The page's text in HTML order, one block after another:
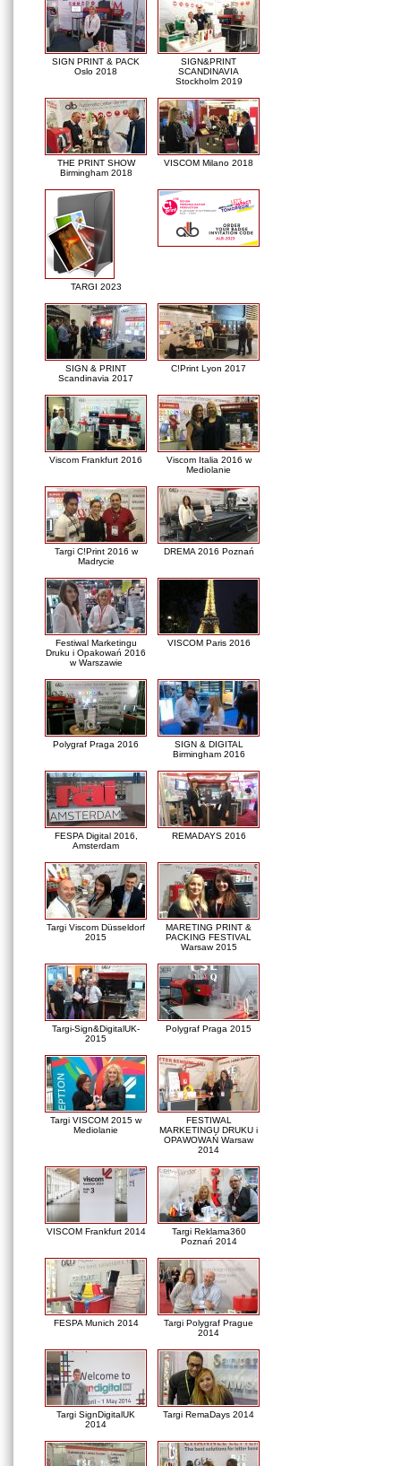
SIGN PRINT & PACK
Oslo 2018
SIGN&PRINT
SCANDINAVIA
Stockholm 2019
THE PRINT SHOW
Birmingham 2018
VISCOM Milano 2018
TARGI 2023
SIGN & PRINT
Scandinavia 2017
C!Print Lyon 2017
Viscom Frankfurt 2016
Viscom Italia 2016 w
Mediolanie
Targi C!Print 2016 w
Madrycie
DREMA 2016 Poznań
Festiwal Marketingu
Druku i Opakowań 2016
w Warszawie
VISCOM Paris 2016
Polygraf Praga 2016
SIGN & DIGITAL
Birmingham 2016
FESPA Digital 2016,
Amsterdam
REMADAYS 2016
Targi Viscom Düsseldorf
2015
MARETING PRINT &
PACKING FESTIVAL
Warsaw 2015
Targi-Sign&DigitalUK-
2015
Polygraf Praga 2015
Targi VISCOM 2015 w
Mediolanie
FESTIWAL
MARKETINGU DRUKU i
OPAWOWAŃ Warsaw
2014
VISCOM Frankfurt 2014
Targi Reklama360
Poznań 2014
FESPA Munich 2014
Targi Polygraf Prague
2014
Targi SignDigitalUK
2014
Targi RemaDays 2014